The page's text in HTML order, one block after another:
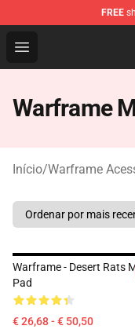
FREE
Open menu
Warframe Shop
Warframe
Início/Warframe
Warframe - Desert Rats
Pad
€ 26,68 - € 50,50